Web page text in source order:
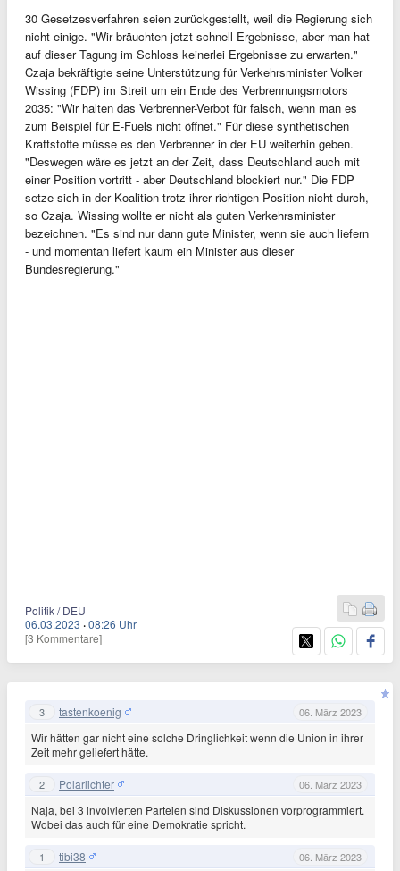
30 Gesetzesverfahren seien zurückgestellt, weil die Regierung sich
nicht einige. "Wir bräuchten jetzt schnell Ergebnisse, aber man hat
auf dieser Tagung im Schloss keinerlei Ergebnisse zu erwarten."
Czaja bekräftigte seine Unterstützung für Verkehrsminister Volker
Wissing (FDP) im Streit um ein Ende des Verbrennungsmotors
2035: "Wir halten das Verbrenner-Verbot für falsch, wenn man es
zum Beispiel für E-Fuels nicht öffnet." Für diese synthetischen
Kraftstoffe müsse es den Verbrenner in der EU weiterhin geben.
"Deswegen wäre es jetzt an der Zeit, dass Deutschland auch mit
einer Position vortritt - aber Deutschland blockiert nur." Die FDP
setze sich in der Koalition trotz ihrer richtigen Position nicht durch,
so Czaja. Wissing wollte er nicht als guten Verkehrsminister
bezeichnen. "Es sind nur dann gute Minister, wenn sie auch liefern
- und momentan liefert kaum ein Minister aus dieser
Bundesregierung."
Politik / DEU
06.03.2023 ·08:26 Uhr
[3 Kommentare]
3 tastenkoenig 06. März 2023
Wir hätten gar nicht eine solche Dringlichkeit wenn die Union in ihrer
Zeit mehr geliefert hätte.
2 Polarlichter 06. März 2023
Naja, bei 3 involvierten Parteien sind Diskussionen vorprogrammiert.
Wobei das auch für eine Demokratie spricht.
1 tibi38 06. März 2023